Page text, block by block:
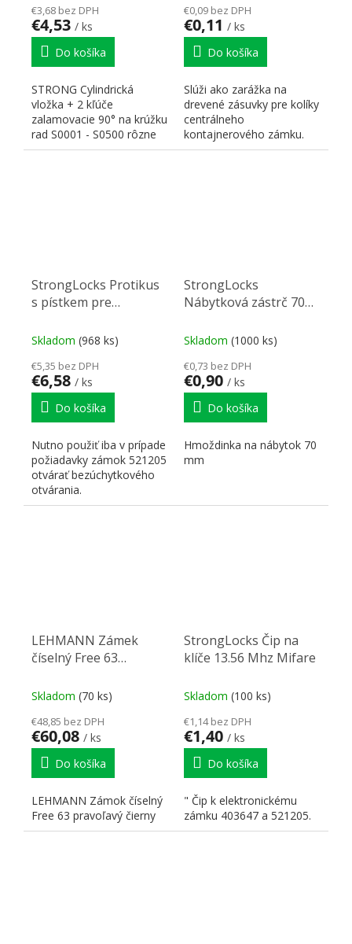
€3,68 bez DPH
€4,53 / ks
Do košíka
STRONG Cylindrická
vložka + 2 kľúče
zalamovacie 90° na krúžku
rad S0001 - S0500 rôzne
uzamykanie plochá hlava
€0,09 bez DPH
€0,11 / ks
Do košíka
Slúži ako zarážka na
drevené zásuvky pre kolíky
centrálneho
kontajnerového zámku.
StrongLocks Protikus
s pístkem pre
otevírání zámku
Skladom (968 ks)
€5,35 bez DPH
€6,58 / ks
Do košíka
Nutno použiť iba v prípade
požiadavky zámok 521205
otvárať bezúchytkového
otvárania.
StrongLocks
Nábytková zástrč 70
Skladom (1000 ks)
€0,73 bez DPH
€0,90 / ks
Do košíka
Hmoždinka na nábytok 70
mm
LEHMANN Zámek
číselný Free 63
Skladom (70 ks)
€48,85 bez DPH
€60,08 / ks
Do košíka
LEHMANN Zámok číselný
Free 63 pravoľavý čierny
StrongLocks Čip na
klíče 13.56 Mhz Mifare
Skladom (100 ks)
€1,14 bez DPH
€1,40 / ks
Do košíka
" Čip k elektronickému
zámku 403647 a 521205.